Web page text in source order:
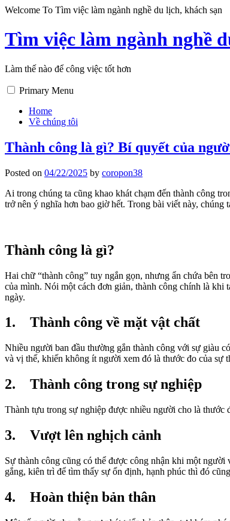
Skip
content
Welcome To Tìm việc làm ngành nghề du lịch, khách sạn
Tìm việc làm ngành nghề
Làm thế nào để công việc tốt hơn
Primary Menu
Home
Về chúng tôi
Thành công là gì? Bí quyết của
Posted on 04/22/2025 by coropon38
Ai trong chúng ta cũng khao khát chạm đến thành công
trở nên ý nghĩa hơn bao giờ hết. Trong bài viết này, chúng
Thành công là gì?
Hai chữ “thành công” tuy ngắn gọn, nhưng ẩn chứa bên
của mình. Nói một cách đơn giản, thành công chính là
ngày.
1. Thành công về mặt vật chất
Nhiều người ban đầu thường gắn thành công với sự giàu
và vị thế, khiến không ít người xem đó là thước đo của sự
2. Thành công trong sự nghiệp
Thành tựu trong sự nghiệp được nhiều người cho là thước
3. Vượt lên nghịch cảnh
Sự thành công cũng có thể được công nhận khi một
gắng, kiên trì để tìm thấy sự ổn định, hạnh phúc thì đó
4. Hoàn thiện bản thân